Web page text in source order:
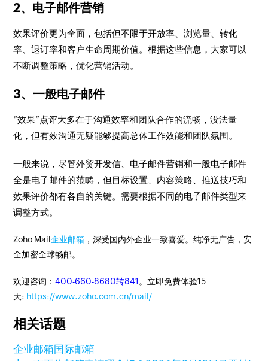
2、电子邮件营销
效果评价更为全面，包括但不限于开放率、浏览量、转化
率、退订率和客户生命周期价值。根据这些信息，大家可以
不断调整策略，优化营销活动。
3、一般电子邮件
“效果”点评大多在于沟通效率和团队合作的流畅，没法量
化，但有效沟通无疑能够提高总体工作效能和团队氛围。
一般来说，尽管外贸开发信、电子邮件营销和一般电子邮件
全是电子邮件的范畴，但目标设置、内容策略、推送技巧和
效果评价都有各自的关键。需要根据不同的电子邮件类型来
调整方式。
Zoho Mail企业邮箱 ，深受国内外企业一致喜爱。纯净无广告，安
全加密全球畅邮。
欢迎咨询：400-660-8680转841 。立即免费体验15
天: https://www.zoho.com.cn/mail/
相关话题
企业邮箱国际邮箱